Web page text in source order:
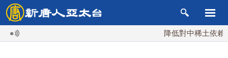
降低對中稀土依賴